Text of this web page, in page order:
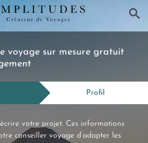
voyage sur mesure gratuit
Profil
votre projet. Ces informations
conseiller voyage d’adapter les